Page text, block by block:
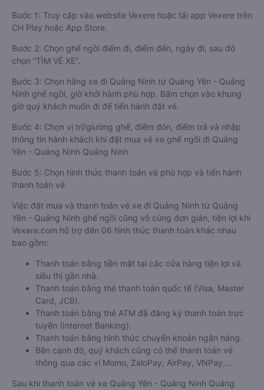
Bước 1: Truy cập vào website Vexere hoặc tải app Vexere trên
CH Play hoặc App Store.
Bước 2: Chọn ghế ngồi điểm đi, điểm đến, ngày đi, sau đó
chọn “TÌM VÉ XE”.
Bước 3: Chọn hãng xe đi Quảng Ninh từ Quảng Yên - Quảng
Ninh ghế ngồi, giờ khởi hành phù hợp. Bấm chọn vào khung
giờ quý khách muốn đi để tiến hành đặt vé.
Bước 4: Chọn vị trí/giường ghế, điểm đón, điểm trả và nhập
thông tin hành khách khi đặt mua vé xe ghế ngồi đi Quảng
Yên - Quảng Ninh Quảng Ninh
Bước 5: Chọn hình thức thanh toán vé phù hợp và tiến hành
thanh toán vé.
Việc đặt mua và thanh toán vé xe đi Quảng Ninh từ Quảng
Yên - Quảng Ninh ghế ngồi cũng vô cùng đơn giản, tiện lợi khi
Vexere.com hỗ trợ đến 06 hình thức thanh toán khác nhau
bao gồm:
Thanh toán bằng tiền mặt tại các cửa hàng tiện lợi và
siêu thị gần nhà.
Thanh toán bằng thẻ thanh toán quốc tế (Visa, Master
Card, JCB).
Thanh toán bằng thẻ ATM đã đăng ký thanh toán trực
tuyến (Internet Banking).
Thanh toán bằng hình thức chuyển khoản ngân hàng.
Bên cạnh đó, quý khách cũng có thể thanh toán vé
thông qua các ví Momo, ZaloPay, AirPay, VNPay,…
Sau khi thanh toán vé xe Quảng Yên - Quảng Ninh Quảng